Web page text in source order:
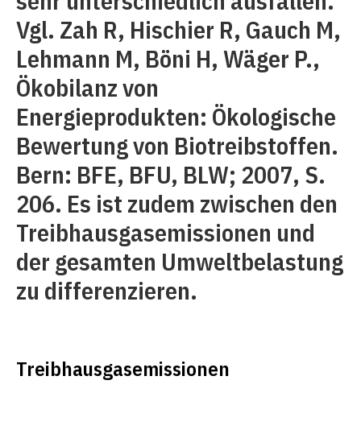
Vgl. Zah R, Hischier R, Gauch M,
Lehmann M, Böni H, Wäger P.,
Ökobilanz von
Energieprodukten: Ökologische
Bewertung von Biotreibstoffen.
Bern: BFE, BFU, BLW; 2007, S.
206. Es ist zudem zwischen den
Treibhausgasemissionen und
der gesamten Umweltbelastung
zu differenzieren.
Treibhausgasemissionen